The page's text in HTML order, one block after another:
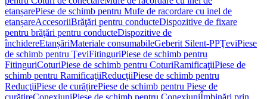
etanșarePiese de schimb pentru Mufe de racordare cu inel de
etanșareAccesoriiBrăţări pentru conducteDispozitive de fixare
pentru brăţări pentru conducteDispozitive de
închidereEtanșăriMateriale consumabileGeberit Silent-PPŢeviPiese
de schimb pentru ŢeviFitinguriPiese de schimb pentru
FitinguriCoturiPiese de schimb pentru CoturiRamificaţiiPiese de
schimb pentru RamificaţiiReducţiiPiese de schimb pentru
ReducţiiPiese de curățirePiese de schimb pentru Piese de
curățireConexiuniPiese de schimb pentru ConexiuniÎmbinări prin